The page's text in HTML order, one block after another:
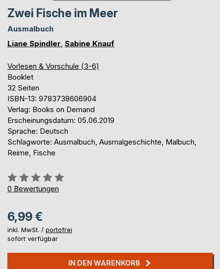
Zwei Fische im Meer
Ausmalbuch
Liane Spindler Sabine Knauf
Vorlesen & Vorschule (3-6)
Booklet
32 Seiten
ISBN-13: 9783738606904
Verlag: Books on Demand
Erscheinungsdatum: 05.06.2019
Sprache: Deutsch
Schlagworte: Ausmalbuch, Ausmalgeschichte, Malbuch,
Reime, Fische
Bewertung::
0%
0 Bewertungen
6,99 €
inkl. MwSt. / portofrei
sofort verfügbar
IN DEN WARENKORB